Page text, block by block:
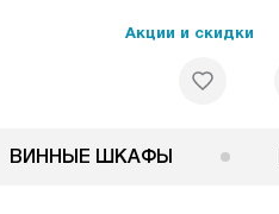
Акции и скидки
ВИННЫЕ ШКАФЫ